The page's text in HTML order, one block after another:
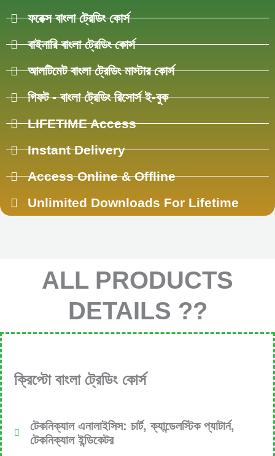
ফরেক্স বাংলা ট্রেডিং কোর্স
বাইনারি বাংলা ট্রেডিং কোর্স
আলটিমেট বাংলা ট্রেডিং মাস্টার কোর্স
গিফট - বাংলা ট্রেডিং রিসোর্স ই-বুক
LIFETIME Access
Instant Delivery
Access Online & Offline
Unlimited Downloads For Lifetime
ALL PRODUCTS
DETAILS ??
ক্রিপ্টো বাংলা ট্রেডিং কোর্স
টেকনিক্যাল এনালাইসিস: চার্ট, ক্যান্ডেলস্টিক প্যাটার্ন,
টেকনিক্যাল ইন্ডিকেটর